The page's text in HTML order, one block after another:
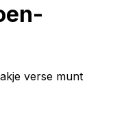
verse munt